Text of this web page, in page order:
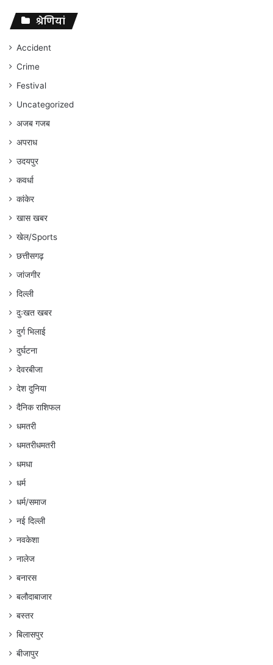
संघर्ष
जारी
रहेगा
अंकित
गौरहा
श्रेणियां
Accident
Crime
Festival
Uncategorized
अजब गजब
अपराध
उदयपुर
कवर्धा
कांकेर
खास खबर
खेल/Sports
छत्तीसगढ़
जांजगीर
दिल्ली
दुःखत खबर
दुर्ग भिलाई
दुर्घटना
देवरबीजा
देश दुनिया
दैनिक राशिफल
धमतरी
धमतरीधमतरी
धमधा
धर्म
धर्म/समाज
नई दिल्ली
नवकेशा
नालेज
बनारस
बलौदाबाजार
बस्तर
बिलासपुर
बीजापुर